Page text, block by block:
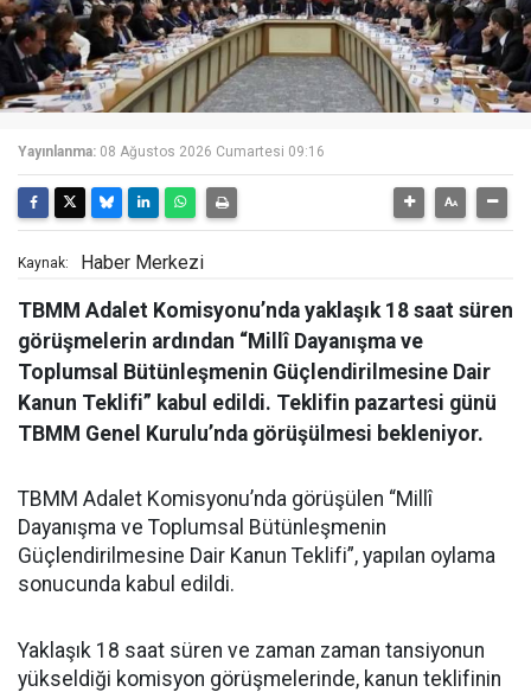
Yayınlanma: 08 Ağustos 2026 Cumartesi 09:16
Kaynak: Haber Merkezi
TBMM Adalet Komisyonu’nda yaklaşık 18 saat süren
görüşmelerin ardından “Millî Dayanışma ve
Toplumsal Bütünleşmenin Güçlendirilmesine Dair
Kanun Teklifi” kabul edildi. Teklifin pazartesi günü
TBMM Genel Kurulu’nda görüşülmesi bekleniyor.
TBMM Adalet Komisyonu’nda görüşülen “Millî
Dayanışma ve Toplumsal Bütünleşmenin
Güçlendirilmesine Dair Kanun Teklifi”, yapılan oylama
sonucunda kabul edildi.
Yaklaşık 18 saat süren ve zaman zaman tansiyonun
yükseldiği komisyon görüşmelerinde, kanun teklifinin